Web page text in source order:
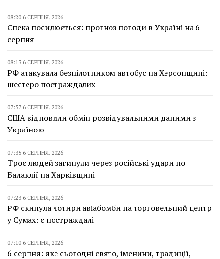
08:20 6 СЕРПНЯ, 2026
Спека посилюється: прогноз погоди в Україні на 6
серпня
08:13 6 СЕРПНЯ, 2026
РФ атакувала безпілотником автобус на Херсонщині:
шестеро постраждалих
07:57 6 СЕРПНЯ, 2026
США відновили обмін розвідувальними даними з
Україною
07:35 6 СЕРПНЯ, 2026
Троє людей загинули через російські удари по
Балаклії на Харківщині
07:23 6 СЕРПНЯ, 2026
РФ скинула чотири авіабомби на торговельний центр
у Сумах: є постраждалі
07:10 6 СЕРПНЯ, 2026
6 серпня: яке сьогодні свято, іменини, традиції,